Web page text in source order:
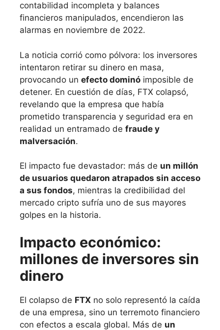
contabilidad incompleta y balances
financieros manipulados, encendieron las
alarmas en noviembre de 2022.
La noticia corrió como pólvora: los inversores
intentaron retirar su dinero en masa,
provocando un efecto dominó imposible de
detener. En cuestión de días, FTX colapsó,
revelando que la empresa que había
prometido transparencia y seguridad era en
realidad un entramado de fraude y
malversación.
El impacto fue devastador: más de un millón
de usuarios quedaron atrapados sin acceso
a sus fondos, mientras la credibilidad del
mercado cripto sufría uno de sus mayores
golpes en la historia.
Impacto económico:
millones de inversores sin
dinero
El colapso de FTX no solo representó la caída
de una empresa, sino un terremoto financiero
con efectos a escala global. Más de un